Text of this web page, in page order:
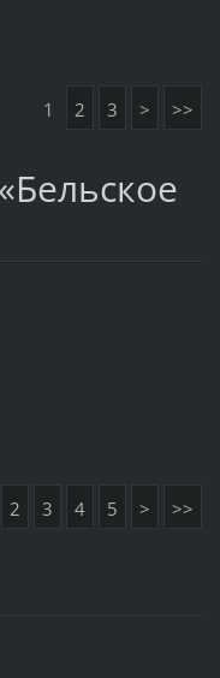
1 2 3 > >>
2 3 4 5 > >>